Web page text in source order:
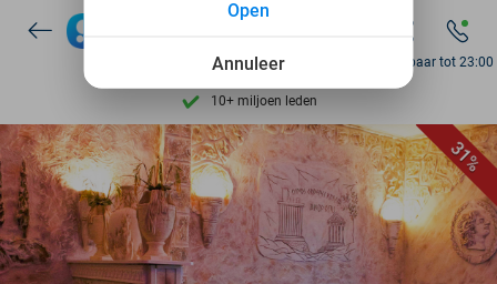
7 dagen per week beschikbaar
10+ miljoen leden
9,4 op basis van
Ontdek 15.000+ deals
7 dagen per week beschikbaar
10+ miljoen leden
Bereikbaar tot 23:00
31%
Annuleer
Open